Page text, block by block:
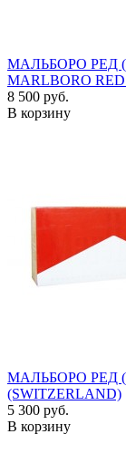
МАЛЬБОРО РЕД
MARLBORO
8 500 руб.
В корзину
МАЛЬБОРО РЕД
(SWITZERLAND)
5 300 руб.
В корзину